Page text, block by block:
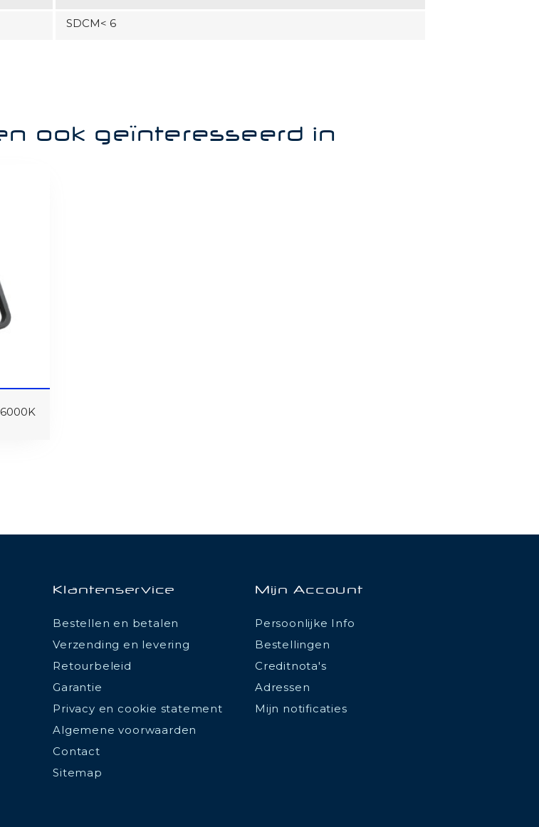
SDCM< 6
ook geïnteresseerd in
Klantenservice
Bestellen en betalen
Verzending en levering
Retourbeleid
Garantie
Privacy en cookie statement
Algemene voorwaarden
Contact
Sitemap
Mijn Account
Persoonlijke Info
Bestellingen
Creditnota's
Adressen
Mijn notificaties